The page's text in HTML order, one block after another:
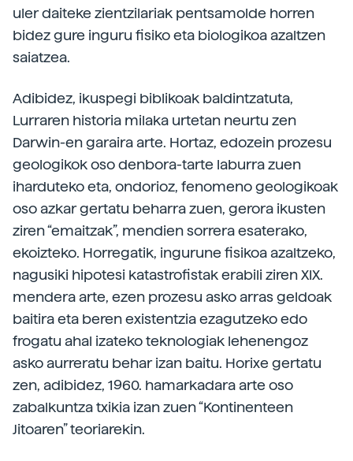
uler daiteke zientzilariak pentsamolde horren
bidez gure inguru fisiko eta biologikoa azaltzen
saiatzea.
Adibidez, ikuspegi biblikoak baldintzatuta,
Lurraren historia milaka urtetan neurtu zen
Darwin-en garaira arte. Hortaz, edozein prozesu
geologikok oso denbora-tarte laburra zuen
iharduteko eta, ondorioz, fenomeno geologikoak
oso azkar gertatu beharra zuen, gerora ikusten
ziren “emaitzak”, mendien sorrera esaterako,
ekoizteko. Horregatik, ingurune fisikoa azaltzeko,
nagusiki hipotesi katastrofistak erabili ziren XIX.
mendera arte, ezen prozesu asko arras geldoak
baitira eta beren existentzia ezagutzeko edo
frogatu ahal izateko teknologiak lehenengoz
asko aurreratu behar izan baitu. Horixe gertatu
zen, adibidez, 1960. hamarkadara arte oso
zabalkuntza txikia izan zuen “Kontinenteen
Jitoaren” teoriarekin.